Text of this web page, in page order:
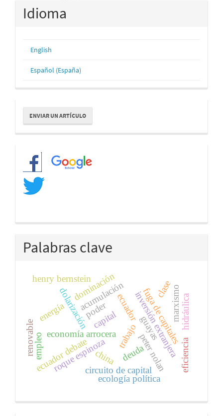
Idioma
English
Español (España)
Enviar
un
artículo
ENVIAR UN ARTÍCULO
Redes
Palabras clave
economía arrocera
roque espinoza
guayas
ecuador debate
trabajo
empleo china peter nolan
deudainversión extranjera
fuga de capitales
circuito de capital
dolarizacióncapital
acumulación
poder
dominación
energía
renovable eficiencia
hidráulica
ecuador marxismo
ecología política
clase
henry bernstein